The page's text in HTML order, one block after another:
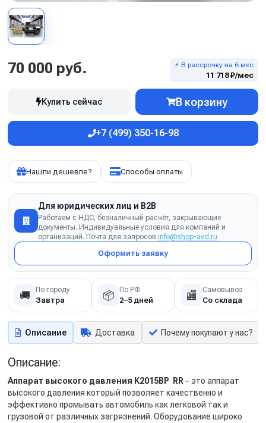
70 000 руб. ⚡ В рассрочку на 6 мес
11 718 ₽/мес
Купить сейчас В корзину
+7 (499) 350-16-98
Нашли дешевле? Способы оплаты
Для юридических лиц и B2B
Работаем с НДС, безналичный расчёт, закрывающие
документы. Индивидуальные условия для компаний и
организаций. Почта для запросов info@shop-avd.ru
Оформить заявку
🚚 По городу
Завтра 📦 По РФ
2–5 дней 🏬 Самовывоз
Со склада
Описание Доставка Почему покупают у нас?
Описание:
Аппарат высокого давления K2015BP RR – это аппарат
высокого давления который позволяет качественно и
эффективно промывать автомобиль как легковой так и
грузовой от различных загрязнений. Оборудование широко